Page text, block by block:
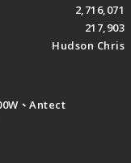
2,716,071
217,903
Hudson Chris
、Antect